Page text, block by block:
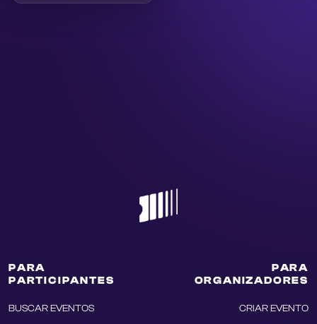
PARA
PARTICIPANTES
BUSCAR EVENTOS
PARA
ORGANIZADORES
CRIAR EVENTO